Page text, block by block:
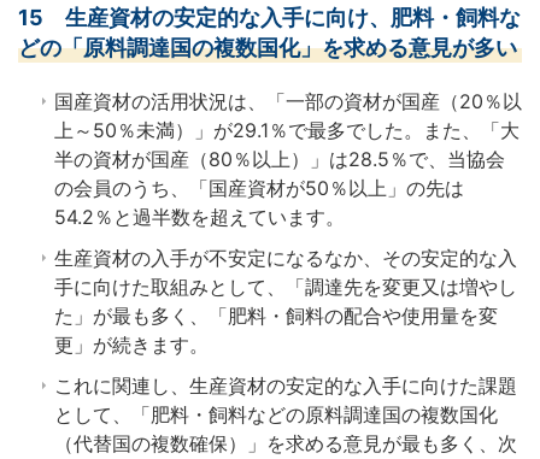
15 生産資材の安定的な入手に向け、肥料・飼料な
どの「原料調達国の複数国化」を求める意見が多い
国産資材の活用状況は、「一部の資材が国産（20％以
上～50％未満）」が29.1％で最多でした。また、「大
半の資材が国産（80％以上）」は28.5％で、当協会
の会員のうち、「国産資材が50％以上」の先は
54.2％と過半数を超えています。
生産資材の入手が不安定になるなか、その安定的な入
手に向けた取組みとして、「調達先を変更又は増やし
た」が最も多く、「肥料・飼料の配合や使用量を変
更」が続きます。
これに関連し、生産資材の安定的な入手に向けた課題
として、「肥料・飼料などの原料調達国の複数国化
（代替国の複数確保）」を求める意見が最も多く、次